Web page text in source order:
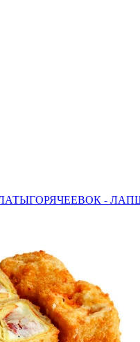
ГОРЯЧЕЕВОК -